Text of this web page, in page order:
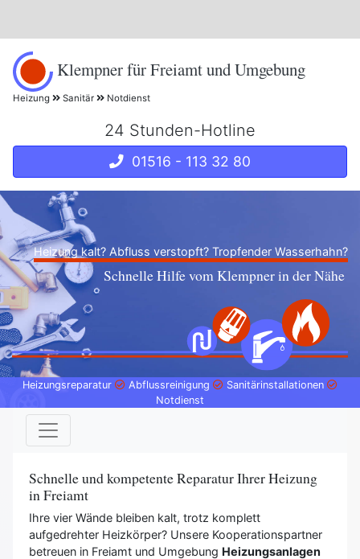
Klempner für Freiamt und Umgebung
Heizung Sanitär Notdienst
24 Stunden-Hotline
01516 - 113 32 80
Heizung kalt? Abfluss verstopft? Tropfender Wasserhahn?
Schnelle Hilfe vom Klempner in der Nähe
Heizungsreparatur Abflussreinigung
Sanitärinstallationen
Notdienst
Schnelle und kompetente Reparatur Ihrer Heizung
in Freiamt
Ihre vier Wände bleiben kalt, trotz komplett
aufgedrehter Heizkörper? Unsere Kooperationspartner
betreuen in Freiamt und Umgebung Heizungsanlagen